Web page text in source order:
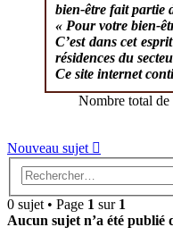
bien-être fait partie
« Pour votre bien-
C’est dans cet
résidences du
Ce site internet
Nombre total
Nouveau sujet
0 sujet • Page 1 sur 1
Aucun sujet n’a été publié